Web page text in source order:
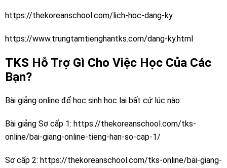
https://thekoreanschool.com/lich-hoc-dang-ky
https://www.trungtamtienghantks.com/dang-ky.html
TKS Hỗ Trợ Gì Cho Việc Học Của Các
Bạn?
Bài giảng online để học sinh học lại bất cứ lúc nào:
Bài giảng Sơ cấp 1: https://thekoreanschool.com/tks-
online/bai-giang-online-tieng-han-so-cap-1/
Sơ cấp 2: https://thekoreanschool.com/tks-online/bai-giang-